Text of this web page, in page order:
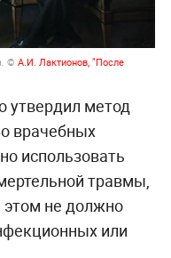
© А.И. Лактионов, "После
метод
врачебных
использовать
травмы,
этом не должно
или